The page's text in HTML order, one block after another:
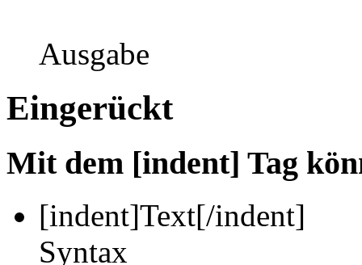
Ausgabe
Eingerückt
Mit dem [indent] Tag
[indent]Text[/indent]
Syntax